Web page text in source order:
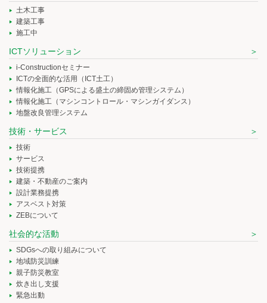
土木工事
建築工事
施工中
ICTソリューション
i-Constructionセミナー
ICTの全面的な活用（ICT土工）
情報化施工（GPSによる盛土の締固め管理システム）
情報化施工（マシンコントロール・マシンガイダンス）
地盤改良管理システム
技術・サービス
技術
サービス
技術提携
建築・不動産のご案内
設計業務提携
アスベスト対策
ZEBについて
社会的な活動
SDGsへの取り組みについて
地域防災訓練
親子防災教室
炊き出し支援
緊急出動